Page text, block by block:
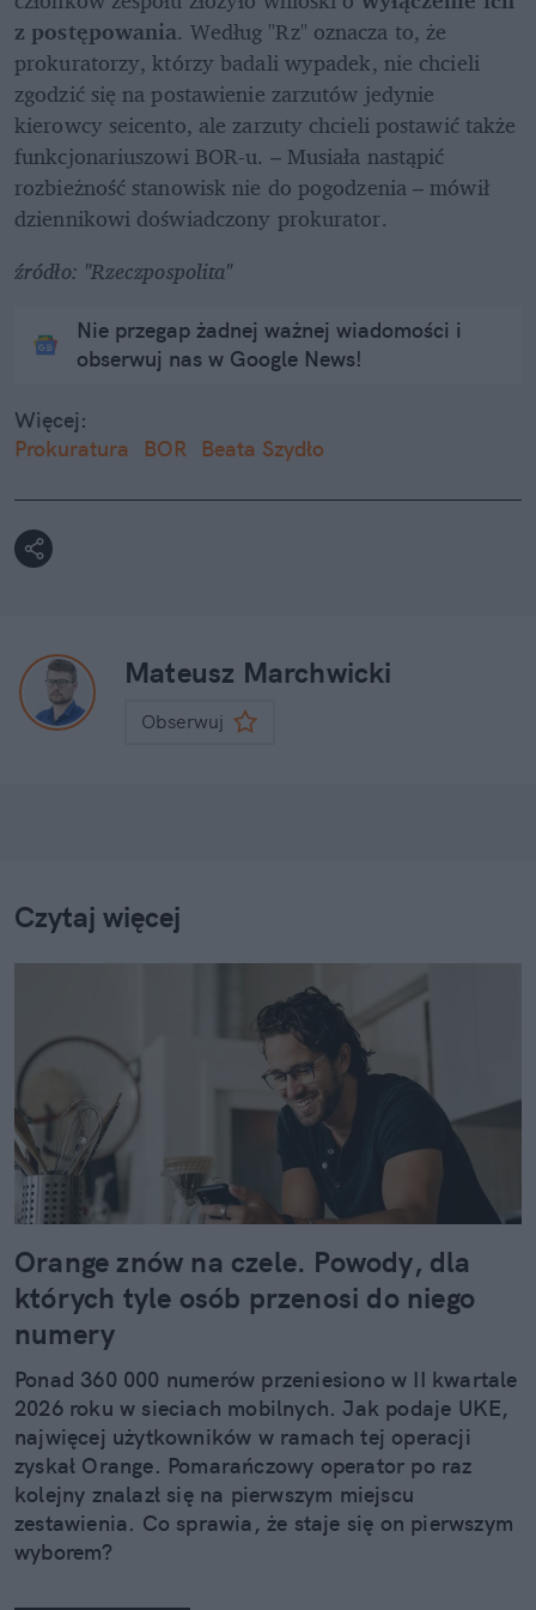
z postępowania. Według "Rz" oznacza to, że
prokuratorzy, którzy badali wypadek, nie chcieli
zgodzić się na postawienie zarzutów jedynie
kierowcy seicento, ale zarzuty chcieli postawić także
funkcjonariuszowi BOR-u. – Musiała nastąpić
rozbieżność stanowisk nie do pogodzenia – mówił
dziennikowi doświadczony prokurator.
źródło: "Rzeczpospolita"
Nie przegap żadnej ważnej wiadomości i
obserwuj nas w Google News!
Więcej:
Prokuratura
BOR Beata Szydło
Mateusz Marchwicki
Obserwuj
Czytaj więcej
Orange znów na czele. Powody, dla
których tyle osób przenosi do niego
numery
Ponad 360 000 numerów przeniesiono w II kwartale
2026 roku w sieciach mobilnych. Jak podaje UKE,
najwięcej użytkowników w ramach tej operacji
zyskał Orange. Pomarańczowy operator po raz
kolejny znalazł się na pierwszym miejscu
zestawienia. Co sprawia, że staje się on pierwszym
wyborem?